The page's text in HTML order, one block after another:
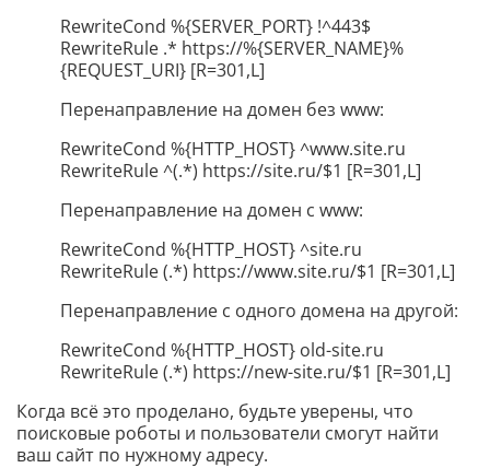
RewriteCond %{SERVER_PORT} !^443$
RewriteRule .* https://%{SERVER_NAME}%
{REQUEST_URI} [R=301,L]
Перенаправление на домен без www:
RewriteCond %{HTTP_HOST} ^www.site.ru
RewriteRule ^(.*) https://site.ru/$1 [R=301,L]
Перенаправление на домен с www:
RewriteCond %{HTTP_HOST} ^site.ru
RewriteRule (.*) https://www.site.ru/$1 [R=301,L]
Перенаправление с одного домена на другой:
RewriteCond %{HTTP_HOST} old-site.ru
RewriteRule (.*) https://new-site.ru/$1 [R=301,L]
Когда всё это проделано, будьте уверены, что
поисковые роботы и пользователи смогут найти
ваш сайт по нужному адресу.